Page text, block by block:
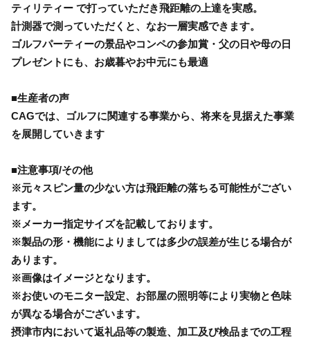
ティリティー で打っていただき飛距離の上達を実感。
計測器で測っていただくと、なお一層実感できます。
ゴルフパーティーの景品やコンペの参加賞・父の日や母の日
プレゼントにも、お歳暮やお中元にも最適
■生産者の声
CAGでは、ゴルフに関連する事業から、将来を見据えた事業
を展開していきます
■注意事項/その他
※元々スピン量の少ない方は飛距離の落ちる可能性がござい
ます。
※メーカー指定サイズを記載しております。
※製品の形・機能によりましては多少の誤差が生じる場合が
あります。
※画像はイメージとなります。
※お使いのモニター設定、お部屋の照明等により実物と色味
が異なる場合がございます。
摂津市内において返礼品等の製造、加工及び検品までの工程